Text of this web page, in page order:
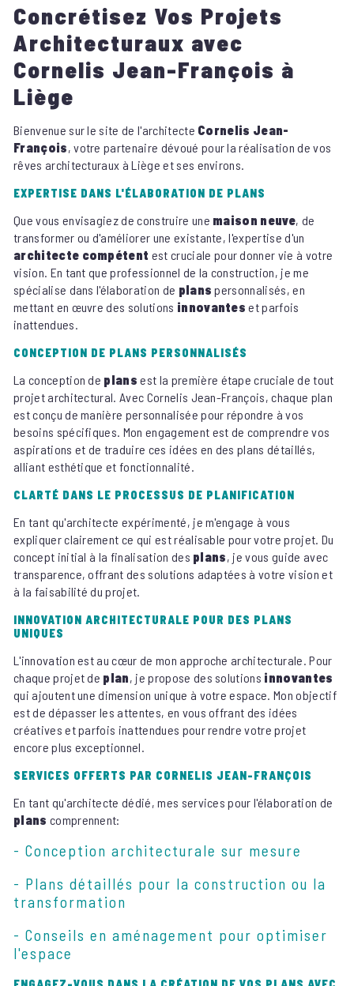
Concrétisez Vos Projets
Architecturaux avec
Cornelis Jean-François à
Liège
Bienvenue sur le site de l'architecte Cornelis Jean-
François, votre partenaire dévoué pour la réalisation de vos
rêves architecturaux à Liège et ses environs.
EXPERTISE DANS L'ÉLABORATION DE PLANS
Que vous envisagiez de construire une maison neuve, de
transformer ou d'améliorer une existante, l'expertise d'un
architecte compétent est cruciale pour donner vie à votre
vision. En tant que professionnel de la construction, je me
spécialise dans l'élaboration de plans personnalisés, en
mettant en œuvre des solutions innovantes et parfois
inattendues.
CONCEPTION DE PLANS PERSONNALISÉS
La conception de plans est la première étape cruciale de tout
projet architectural. Avec Cornelis Jean-François, chaque plan
est conçu de manière personnalisée pour répondre à vos
besoins spécifiques. Mon engagement est de comprendre vos
aspirations et de traduire ces idées en des plans détaillés,
alliant esthétique et fonctionnalité.
CLARTÉ DANS LE PROCESSUS DE PLANIFICATION
En tant qu'architecte expérimenté, je m'engage à vous
expliquer clairement ce qui est réalisable pour votre projet. Du
concept initial à la finalisation des plans, je vous guide avec
transparence, offrant des solutions adaptées à votre vision et
à la faisabilité du projet.
INNOVATION ARCHITECTURALE POUR DES PLANS
UNIQUES
L'innovation est au cœur de mon approche architecturale. Pour
chaque projet de plan, je propose des solutions innovantes
qui ajoutent une dimension unique à votre espace. Mon objectif
est de dépasser les attentes, en vous offrant des idées
créatives et parfois inattendues pour rendre votre projet
encore plus exceptionnel.
SERVICES OFFERTS PAR CORNELIS JEAN-FRANÇOIS
En tant qu'architecte dédié, mes services pour l'élaboration de
plans comprennent:
- Conception architecturale sur mesure
- Plans détaillés pour la construction ou la
transformation
- Conseils en aménagement pour optimiser
l'espace